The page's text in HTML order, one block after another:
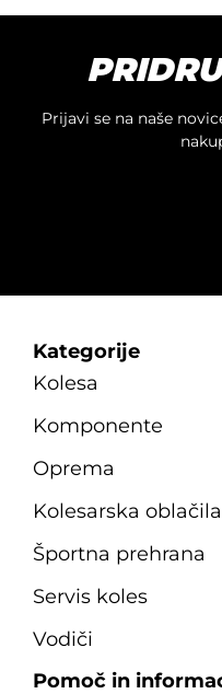
različic.
Prijavi se na naše
Kategorije
Kolesa
Komponente
Oprema
Kolesarska oblačila
Športna prehrana
Servis koles
Vodiči
Pomoč in